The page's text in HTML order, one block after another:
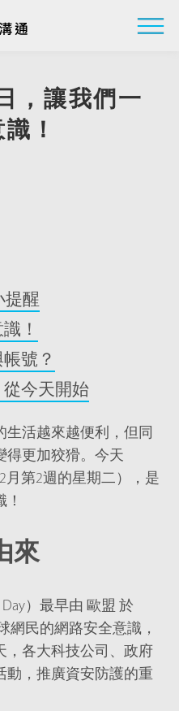
，讓我們一
！
提醒
！
號？
今天開始
生活越來越便利，但同
得更加狡猾。今天
月第2週的星期二），是
來
）最早由 歐盟 於
網民的網路安全意識，
，各大科技公司、政府
動，推廣資安防護的重